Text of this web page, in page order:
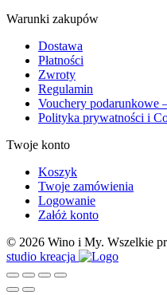
Warunki zakupów
Dostawa
Płatności
Zwroty
Regulamin
Vouchery podarunkowe
Polityka prywatności i
Twoje konto
Koszyk
Twoje zamówienia
Logowanie
Załóż konto
© 2026 Wino i My. Wszelkie
studio kreacja